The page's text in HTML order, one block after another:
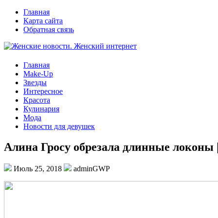
Главная
Карта сайта
Обратная связь
Главная
Make-Up
Звезды
Интересное
Красота
Кулинария
Мода
Новости для девушек
Алина Гросу обрезала длинные локоны
Июль 25, 2018 adminGWP